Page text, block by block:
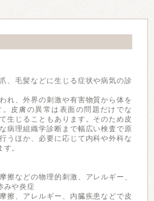
、毛髪などに生じる症状や病気の診
れ、外界の刺激や有害物質から体を
皮膚の異常は表面の問題だけでな
生じることもあります。そのため皮
病理組織学診断まで幅広い検査で原
うほか、必要に応じて内科や外科な
。
擦などの物理的刺激、アレルギー、
みや炎症
擦、アレルギー、内臓疾患などで皮